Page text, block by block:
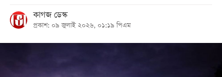
প্রচ্ছদ কাগজ ডেস্ক
প্রকাশ: ০৯ জুলাই ২০২৬, ০১:১৯ পিএম